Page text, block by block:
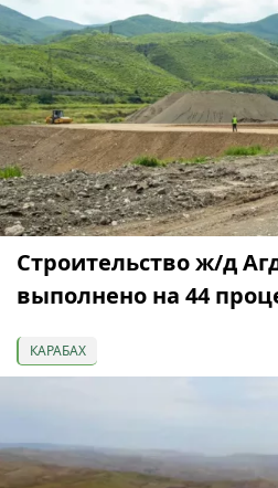
Строительство ж/д
выполнено на 44
КАРАБАХ